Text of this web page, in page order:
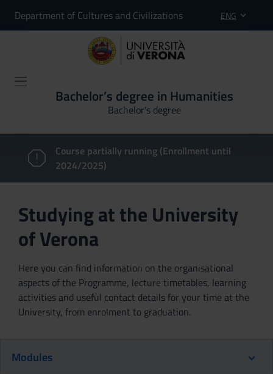
Department of Cultures and Civilizations ENG
Bachelor’s degree in Humanities
Bachelor's degree
Course partially running (Enrollment until
2024/2025)
Studying at the University
of Verona
Here you can find information on the organisational
aspects of the Programme, lecture timetables, learning
activities and useful contact details for your time at the
University, from enrolment to graduation.
Modules